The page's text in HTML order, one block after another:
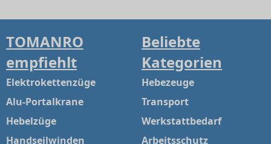
TOMANRO
empfiehlt
Elektrokettenzüge
Alu-Portalkrane
Hebelzüge
Handseilwinden
Beliebte
Kategorien
Hebezeuge
Transport
Werkstattbedarf
Arbeitsschutz